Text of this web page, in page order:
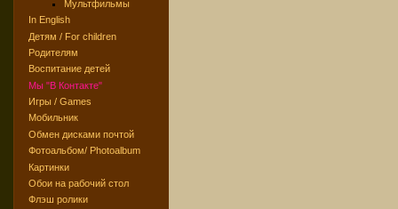
Мультфильмы
In English
Детям / For children
Родителям
Воспитание детей
Мы "В Контакте"
Игры / Games
Мобильник
Обмен дисками почтой
Фотоальбом/ Photoalbum
Картинки
Обои на рабочий стол
Флэш ролики